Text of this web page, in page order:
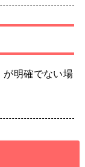
が明確でない場